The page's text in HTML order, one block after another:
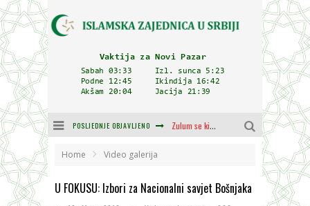
POSLJEDNJE OBJAVLJENO Zulum se kida kada je najdeblji
Home Video galerija
U FOKUSU: Izbori za Nacionalni savjet Bošnjaka